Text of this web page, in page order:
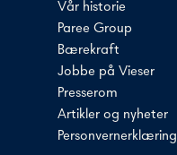
Vår historie
Paree Group
Bærekraft
Jobbe på Vieser
Presserom
Artikler og nyheter
Personvernerklæring